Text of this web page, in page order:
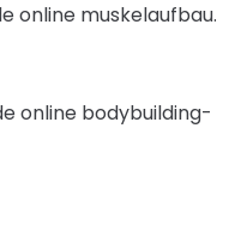
online muskelaufbau.
online bodybuilding-